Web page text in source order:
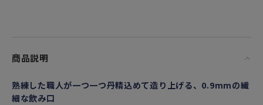
商品説明
熟練した職人が一つ一つ丹精込めて造り上げる、0.9mmの繊
細な飲み口